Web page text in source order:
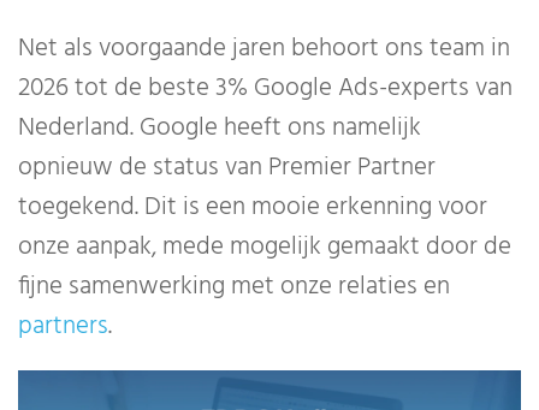
Net als voorgaande jaren behoort ons team in
2026 tot de beste 3% Google Ads-experts van
Nederland. Google heeft ons namelijk
opnieuw de status van Premier Partner
toegekend. Dit is een mooie erkenning voor
onze aanpak, mede mogelijk gemaakt door de
fijne samenwerking met onze relaties en
partners.